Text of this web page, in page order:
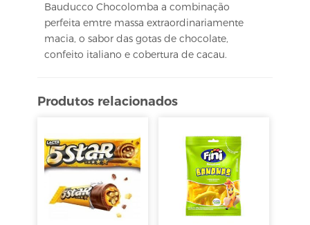
Bauducco Chocolomba a combinação
perfeita emtre massa extraordinariamente
macia, o sabor das gotas de chocolate,
confeito italiano e cobertura de cacau.
Produtos relacionados